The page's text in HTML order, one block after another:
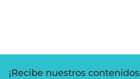
¡Recibe nuestros contenidos